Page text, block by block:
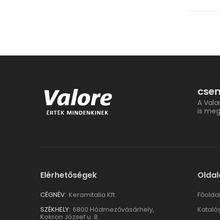
A
is
Elérhetőségek
CÉGNÉV: Keramitalia Kft.
SZÉKHELY: 6800 Hódmezővásárhely,
Kokron József u. 8.
Főoldal